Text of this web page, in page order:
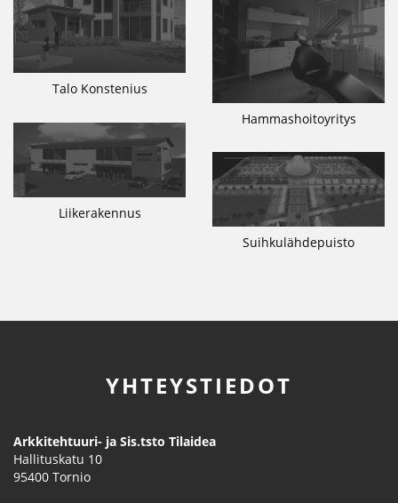
Talo Konstenius
Hammashoitoyritys
Liikerakennus
Suihkulähdepuisto
YHTEYSTIEDOT
Arkkitehtuuri- ja Sis.tsto Tilaidea
Hallituskatu 10
95400 Tornio